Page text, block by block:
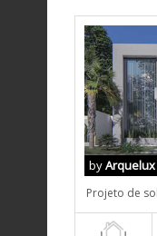
byArquelux
Projeto de